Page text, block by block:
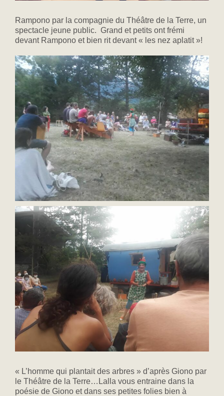
Rampono par la compagnie du Théâtre de la Terre, un
spectacle jeune public. Grand et petits ont frémi
devant Rampono et bien rit devant « les nez aplatit »!
« L’homme qui plantait des arbres » d’après Giono par
le Théâtre de la Terre…Lalla vous entraine dans la
poésie de Giono et dans ses petites folies bien à